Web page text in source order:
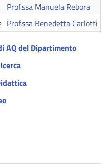
Prof.ssa Manuela Rebora
Prof.ssa Benedetta Carlotti
AQ del Dipartimento